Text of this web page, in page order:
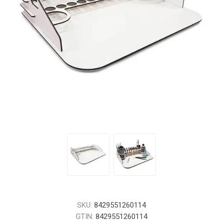
SKU: 8429551260114
GTIN: 8429551260114